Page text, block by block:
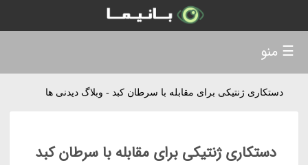
دستکاری ژنتیکی برای مقابله با سرطان کبد - وبلاگ دیدنی ها
دستکاری ژنتیکی برای مقابله با سرطان کبد
☰ منو